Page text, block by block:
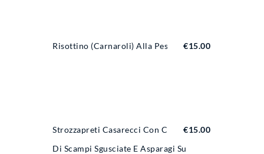
Risottino (carnaroli) Alla Pescatora
€15.00
Strozzapreti Casarecci Con Codine
Di Scampi Sgusciate E Asparagi Su
€15.00